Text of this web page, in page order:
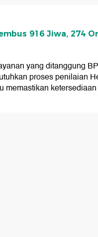
916 Jiwa, 274
yang ditanggung
proses penilaian
memastikan